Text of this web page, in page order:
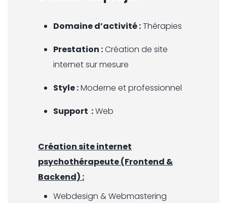
Domaine d’activité :Thérapies
Prestation :Création de site
internet sur mesure
Style :Moderne et professionnel
Support :Web
Création site internet
psychothérapeute (Frontend &
Backend) :
Webdesign & Webmastering